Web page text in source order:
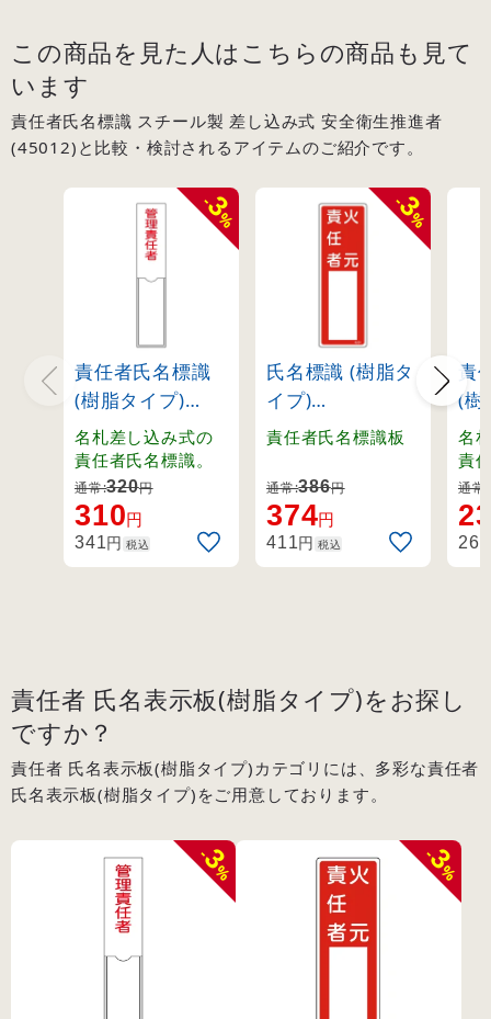
この商品を見た人はこちらの商品も見て
います
責任者氏名標識 スチール製 差し込み式 安全衛生推進者
(45012)と比較・検討されるアイテムのご紹介です。
-
3
%
責任者氏名標識
(樹脂タイプ)
150×30mm 1名
用 管理責任者
(46103)
名札差し込み式の
責任者氏名標識。
通常:320円
310円
341円 税込
-
3
%
氏名標識 (樹脂タ
イプ)
300×100mm 火
(46504)
責任者氏名標識板
通常:386円
374円
411円 税込
責
(樹
テ
火
名
責
通常:
262
責任者 氏名表示板(樹脂タイプ)をお探し
ですか？
責任者 氏名表示板(樹脂タイプ)カテゴリには、多彩な責任者
氏名表示板(樹脂タイプ)をご用意しております。
-
3
%
-
3
%